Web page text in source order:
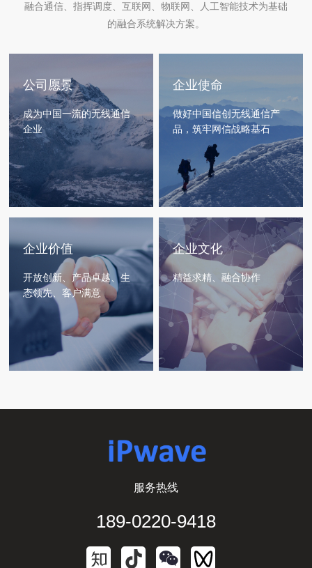
融合通信、指挥调度、互联网、物联网、人工智能技术为基础
的融合系统解决方案。
公司愿景
成为中国一流的无线通信
企业
企业使命
做好中国信创无线通信产
品，筑牢网信战略基石
企业价值
开放创新、产品卓越、生
态领先、客户满意
企业文化
精益求精、融合协作
服务热线
189-0220-9418